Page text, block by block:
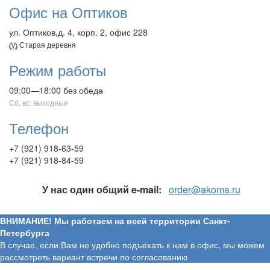
Офис на Оптиков
ул. Оптиков,д. 4, корп. 2, офис 228
Старая деревня
Режим работы
09:00—18:00 без обеда
Сб, вс: выходные
Телефон
+7 (921) 918-63-59
+7 (921) 918-84-59
У нас один общий e-mail: order@akoma.ru
ВНИМАНИЕ! Мы работаем на всей территории Санкт-
Петербурга
В случае, если Вам не удобно подъехать к нам в офис, мы можем
рассмотреть вариант встречи по согласованию